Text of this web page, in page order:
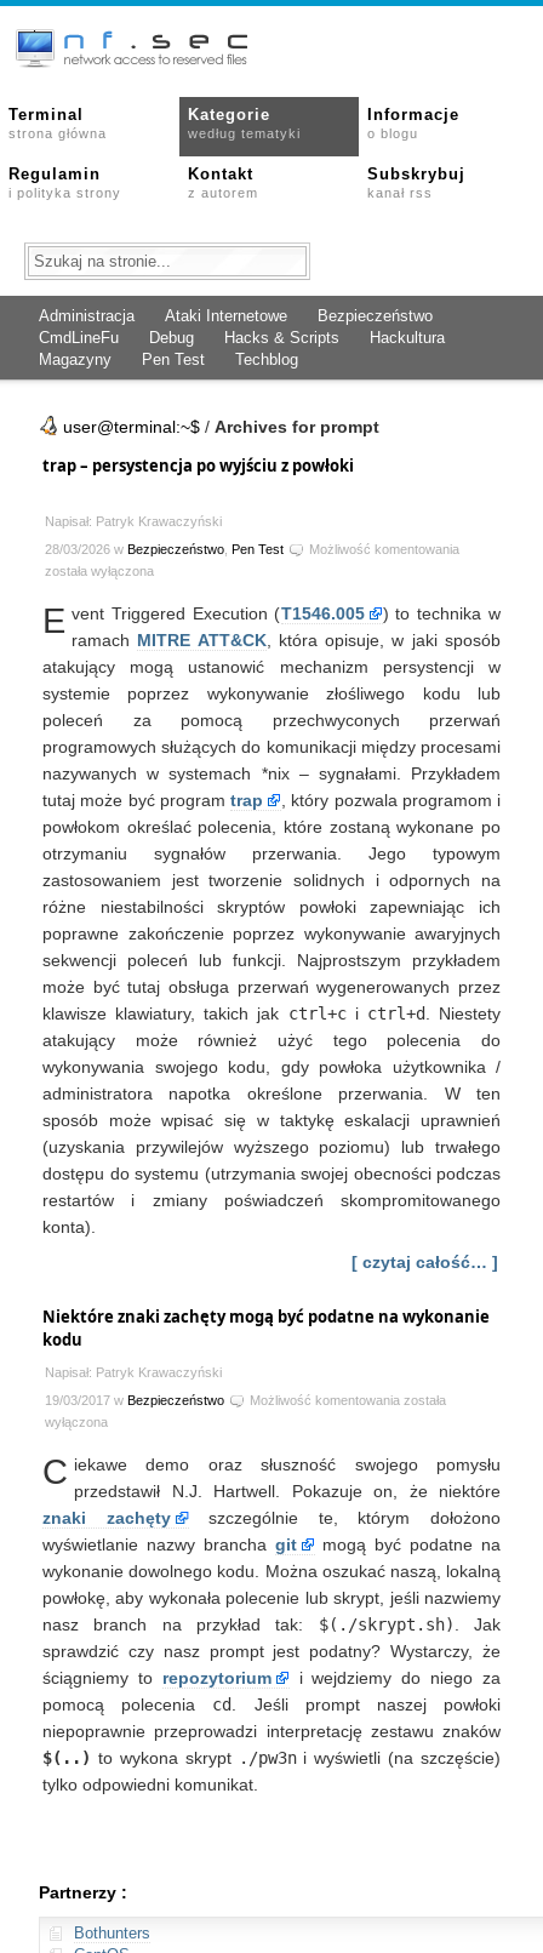
Terminal
strona główna
Kategorie
według tematyki
Informacje
o blogu
Regulamin
i polityka strony
Kontakt
z autorem
Subskrybuj
kanał rss
Administracja Ataki Internetowe
Bezpieczeństwo
CmdLineFu
Debug Hacks & Scripts
Hackultura
Magazyny
Pen Test Techblog
user@terminal:~$ / Archives for prompt
trap – persystencja po wyjściu z powłoki
Napisał: Patryk Krawaczyński
28/03/2026 w Bezpieczeństwo Pen Test Możliwość komentowania
po
wyjściu
powłoki
została wyłączona
E vent Triggered Execution (T1546.005
) to technika w
ramach MITRE ATT&CK, która opisuje, w jaki sposób
atakujący mogą ustanowić mechanizm persystencji w
systemie poprzez wykonywanie złośliwego kodu lub
poleceń za pomocą przechwyconych przerwań
programowych służących do komunikacji między procesami
nazywanych w systemach *nix – sygnałami. Przykładem
tutaj może być program trap
, który pozwala programom i
powłokom określać polecenia, które zostaną wykonane po
otrzymaniu sygnałów przerwania. Jego typowym
zastosowaniem jest tworzenie solidnych i odpornych na
różne niestabilności skryptów powłoki zapewniając ich
poprawne zakończenie poprzez wykonywanie awaryjnych
sekwencji poleceń lub funkcji. Najprostszym przykładem
może być tutaj obsługa przerwań wygenerowanych przez
klawisze klawiatury, takich jak ctrl+ci ctrl+d
. Niestety
atakujący może również użyć tego polecenia do
wykonywania swojego kodu, gdy powłoka użytkownika /
administratora napotka określone przerwania. W ten
sposób może wpisać się w taktykę eskalacji uprawnień
(uzyskania przywilejów wyższego poziomu) lub trwałego
dostępu do systemu (utrzymania swojej obecności podczas
restartów i zmiany poświadczeń skompromitowanego
konta).
[ czytaj całość… ]
Niektóre znaki zachęty mogą być podatne na wykonanie
kodu
Napisał: Patryk Krawaczyński
19/03/2017 w Bezpieczeństwo Możliwość komentowania Niektóre
mogą
być
wykonanie
kodu
została
wyłączona
C iekawe demo oraz słuszność swojego pomysłu
przedstawił N.J. Hartwell. Pokazuje on, że niektóre
znaki zachęty
szczególnie te, którym dołożono
wyświetlanie nazwy brancha git
mogą być podatne na
wykonanie dowolnego kodu. Można oszukać naszą, lokalną
powłokę, aby wykonała polecenie lub skrypt, jeśli nazwiemy
nasz branch na przykład tak: $(./skrypt.sh)
. Jak
sprawdzić czy nasz prompt jest podatny? Wystarczy, że
ściągniemy to repozytorium
i wejdziemy do niego za
pomocą polecenia cd
. Jeśli prompt naszej powłoki
niepoprawnie przeprowadzi interpretację zestawu znaków
$(..) to wykona skrypt ./pw3ni wyświetli (na szczęście)
tylko odpowiedni komunikat.
Partnerzy :
Bothunters